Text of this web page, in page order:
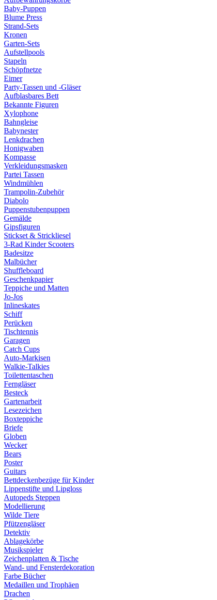
Baby-Puppen
Blume Press
Strand-Sets
Kronen
Garten-Sets
Aufstellpools
Stapeln
Schöpfnetze
Eimer
Party-Tassen und -Gläser
Aufblasbares Bett
Bekannte Figuren
Xylophone
Bahngleise
Babynester
Lenkdrachen
Honigwaben
Kompasse
Verkleidungsmasken
Partei Tassen
Windmühlen
Trampolin-Zubehör
Diabolo
Puppenstubenpuppen
Gemälde
Gipsfiguren
Stickset & Strickliesel
3-Rad Kinder Scooters
Badesitze
Malbücher
Shuffleboard
Geschenkpapier
Teppiche und Matten
Jo-Jos
Inlineskates
Schiff
Perücken
Tischtennis
Garagen
Catch Cups
Auto-Markisen
Walkie-Talkies
Toilettentaschen
Ferngläser
Besteck
Gartenarbeit
Lesezeichen
Boxteppiche
Briefe
Globen
Wecker
Bears
Poster
Guitars
Bettdeckenbezüge für Kinder
Lippenstifte und Lipgloss
Autopeds Steppen
Modellierung
Wilde Tiere
Pfützengläser
Detektiv
Ablagekörbe
Musikspieler
Zeichenplatten & Tische
Wand- und Fensterdekoration
Farbe Bücher
Medaillen und Trophäen
Drachen